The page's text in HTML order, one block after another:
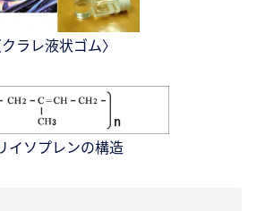
クラレ液状ゴム〉
イソプレンの構造